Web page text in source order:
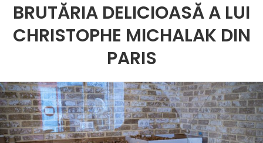
BRUTĂRIA DELICIOASĂ A LUI
CHRISTOPHE MICHALAK DIN
PARIS